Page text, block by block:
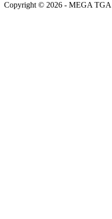
Copyright © 2026 - MEGA TGA